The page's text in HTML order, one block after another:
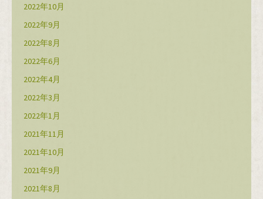
2022年10月
2022年9月
2022年8月
2022年6月
2022年4月
2022年3月
2022年1月
2021年11月
2021年10月
2021年9月
2021年8月